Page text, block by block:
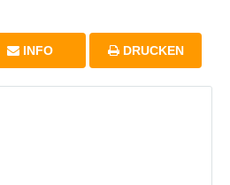
INFO DRUCKEN